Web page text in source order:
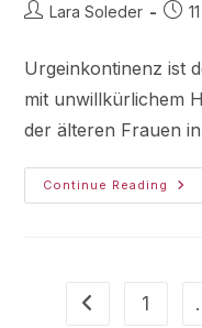
Lara Soleder
Urgeinkontinenz ist
mit unwillkürlichem
der älteren Frauen
Continue Reading
1